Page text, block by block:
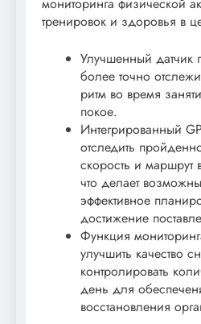
тренировок и здоровья в
Улучшенный датчик
более точно
ритм во время
покое.
Интегрированный
отследить
скорость и маршрут
что делает
эффективное
достижение
Функция
улучшить качество
контролировать
день для
восстановления